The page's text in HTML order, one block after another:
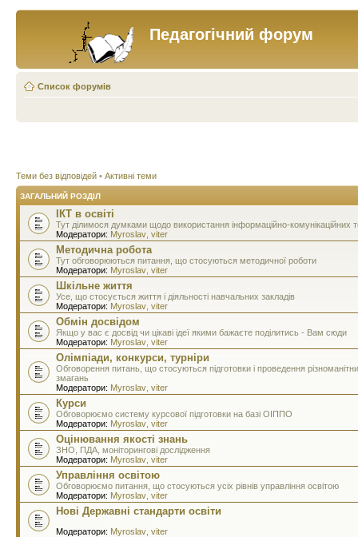
Педагогічний форум
Список форумів
Теми без відповідей • Активні теми
ЗАГАЛЬНИЙ РОЗДІЛ
ІКТ в освіті
Тут ділимося думками щодо використання інформаційно-комунікаційних
Модератори: Myroslav viter
Методична робота
Тут обговорюються питання, що стосуються методичної роботи
Модератори: Myroslav viter
Шкільне життя
Усе, що стосується життя і діяльності навчальних закладів
Модератори: Myroslav viter
Обмін досвідом
Якщо у вас є досвід чи цікаві ідеї якими бажаєте поділитись - Вам сюди
Модератори: Myroslav viter
Олімпіади, конкурси, турніри
Обговорення питань, що стосуються підготовки і проведення
змагань
Модератори: Myroslav viter
Курси
Обговорюємо систему курсової підготовки на базі ОІППО
Модератори: Myroslav viter
Оцінювання якості знань
ЗНО, ПДА, моніторингові дослідження
Модератори: Myroslav viter
Управління освітою
Обговорюємо питання, що стосуються усіх рівнів управління освітою
Модератори: Myroslav viter
Нові Державні стандарти освіти
Модератори: Myroslav viter